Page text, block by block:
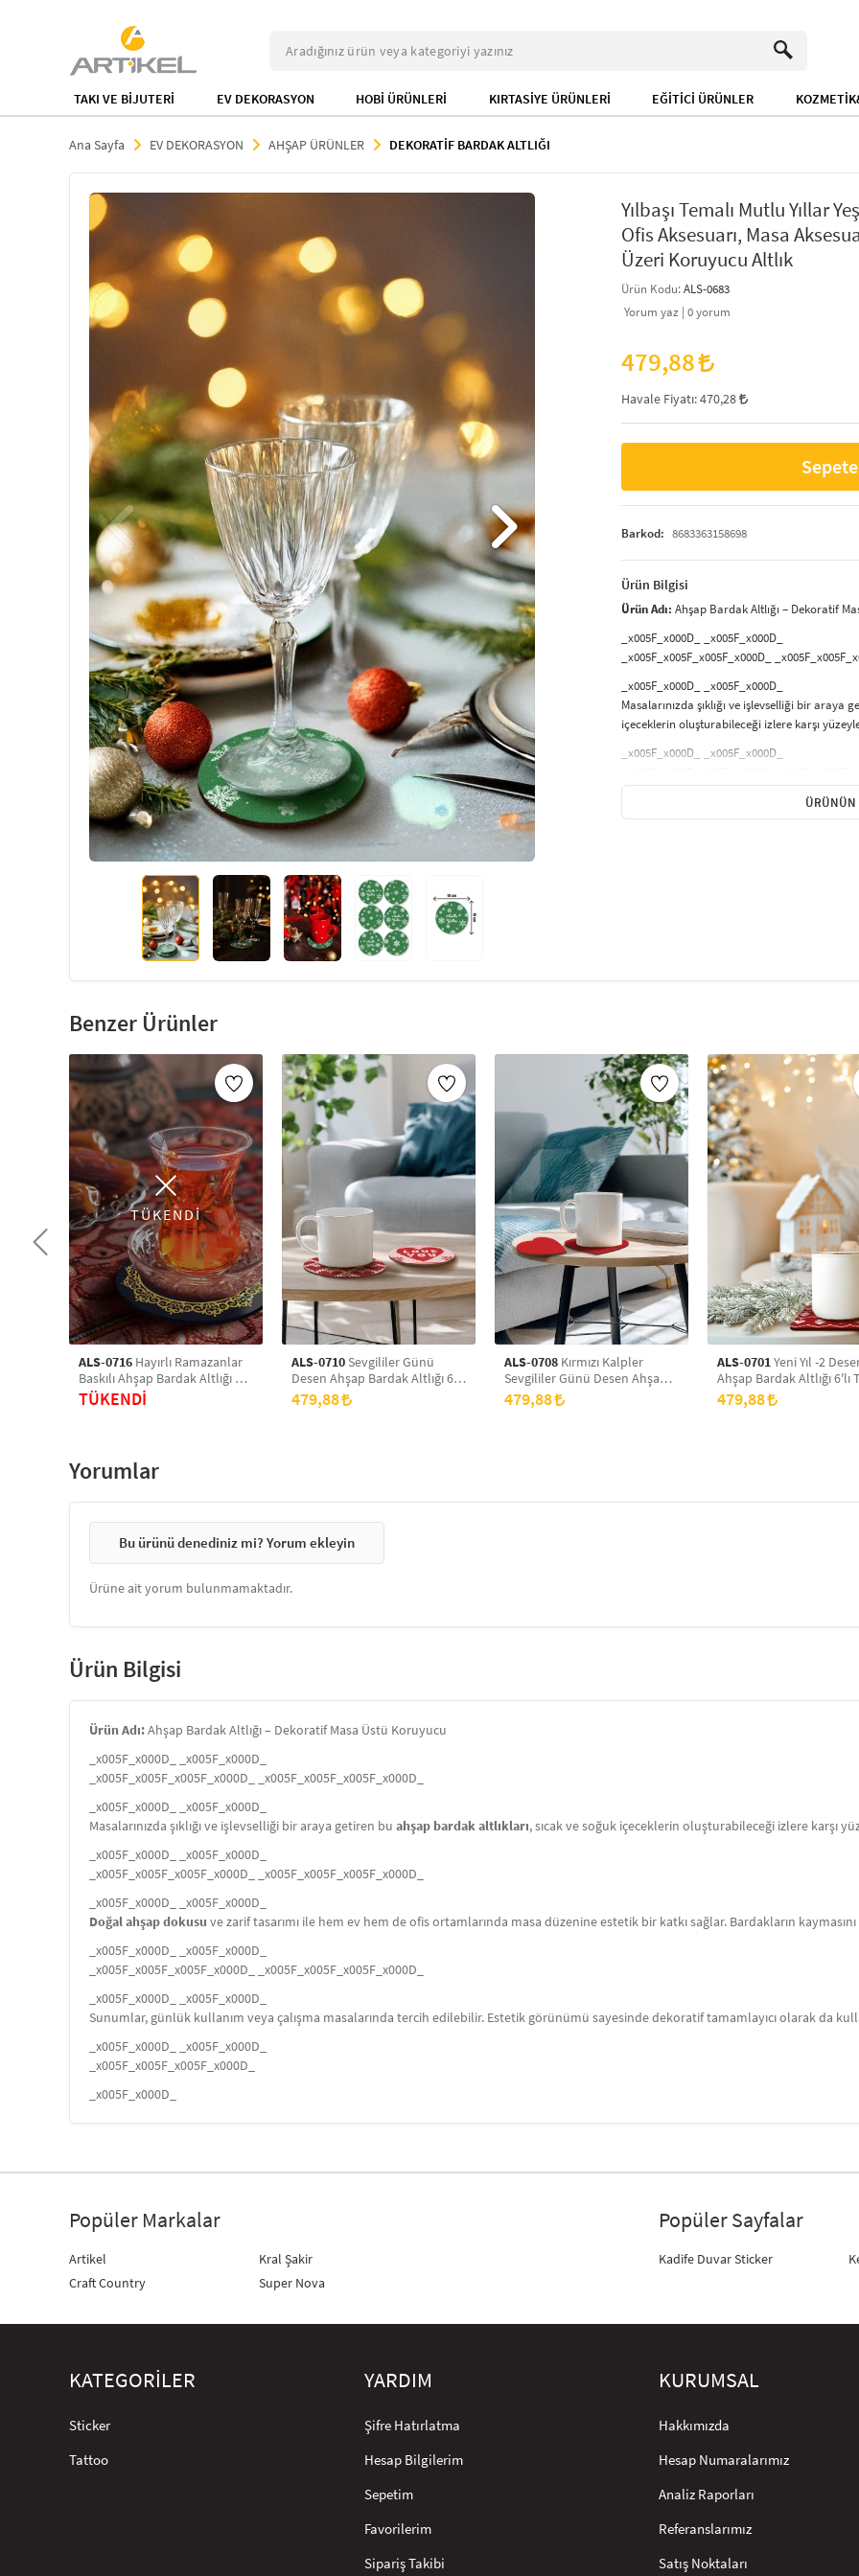
TAKI VE BİJUTERİ EV DEKORASYON HOBİ ÜRÜNLERİ KIRTASİYE ÜRÜNLERİ EĞİTİCİ ÜRÜNLER
Ana Sayfa EV DEKORASYON AHŞAP ÜRÜNLER DEKORATİF BARDAK ALTLIĞI
Yılbaşı Temalı Mutlu Yıllar
Ofis Aksesuarı, Masa
Üzeri Koruyucu Altlık
Ürün Kodu:ALS-0683
Yorum yaz | 0yorum
479,88
Havale Fiyatı:470,28
Barkod: 8683363158698
Ürün Bilgisi
Ürün Adı: Ahşap Bardak Altlığı – Dekoratif
_x005F_x000D_ _x005F_x000D_
_x005F_x005F_x005F_x000D_
_x005F_x000D_ _x005F_x000D_
Masalarınızda şıklığı ve işlevselliği bir araya
içeceklerin oluşturabileceği izlere karşı
_x005F_x000D_ _x005F_x000D_
Doğal ahşap dokusuve zarif tasarımı ile
katkı sağlar. Bardakların kaymasını
_x005F_x000D_ _x005F_x000D_
ÜRÜNÜN
Benzer Ürünler
TÜKENDİ
ALS-0716 Hayırlı Ramazanlar
Baskılı Ahşap Bardak Altlığı 6'lı
Takım, Ofis Aksesuarı, Masa
Üzeri Koruyucu Altlık
TÜKENDİ
ALS-0710 Sevgililer Günü
Desen Ahşap Bardak Altlığı 6'lı
Takım, Ofis Aksesuarı, Masa
Üzeri Koruyucu Altlık
479,88
ALS-0708 Kırmızı Kalpler
Sevgililer Günü Desen Ahşap
Bardak Altlığı 6'lı Takım, Ofis
Aksesuarı, Masa Üzeri
479,88
ALS-0701Yeni Yıl -2
Ahşap Bardak Altlığı 6'lı
Ofis Aksesuarı, Masa Üzeri
Koruyucu Altlık
479,88
Yorumlar
Bu ürünü denediniz mi? Yorum ekleyin
Ürüne ait yorum bulunmamaktadır.
Ürün Bilgisi
Ürün Adı:Ahşap Bardak Altlığı – Dekoratif Masa Üstü Koruyucu
_x005F_x000D_ _x005F_x000D_
_x005F_x005F_x005F_x000D_ _x005F_x005F_x005F_x000D_
_x005F_x000D_ _x005F_x000D_
Masalarınızda şıklığı ve işlevselliği bir araya getiren bu ahşap bardak altlıkları, sıcak ve soğuk içeceklerin oluşturabileceği izlere karşı
_x005F_x000D_ _x005F_x000D_
_x005F_x005F_x005F_x000D_ _x005F_x005F_x005F_x000D_
_x005F_x000D_ _x005F_x000D_
Doğal ahşap dokusu ve zarif tasarımı ile hem ev hem de ofis ortamlarında masa düzenine estetik bir katkı sağlar. Bardakların
_x005F_x000D_ _x005F_x000D_
_x005F_x005F_x005F_x000D_ _x005F_x005F_x005F_x000D_
_x005F_x000D_ _x005F_x000D_
Sunumlar, günlük kullanım veya çalışma masalarında tercih edilebilir. Estetik görünümü sayesinde dekoratif tamamlayıcı olarak da
_x005F_x000D_ _x005F_x000D_
_x005F_x005F_x005F_x000D_
_x005F_x000D_
Popüler Markalar
Artikel
Craft Country
Kral Şakir
Super Nova
Popüler Sayfalar
Kadife Duvar Sticker
KATEGORİLER
Sticker
Tattoo
YARDIM
Şifre Hatırlatma
Hesap Bilgilerim
Sepetim
Favorilerim
Sipariş Takibi
KURUMSAL
Hakkımızda
Hesap Numaralarımız
Analiz Raporları
Referanslarımız
Satış Noktaları